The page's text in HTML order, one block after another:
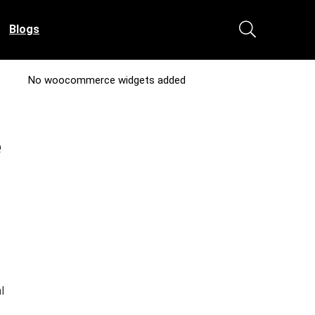
Blogs
No woocommerce widgets added